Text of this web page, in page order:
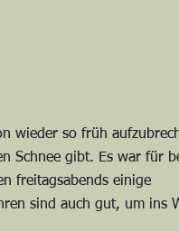
wieder so früh
Schnee gibt. Es war für
freitagsabends einige
sind auch gut, um ins